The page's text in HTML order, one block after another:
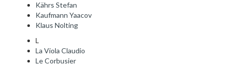
Kährs Stefan
Kaufmann Yaacov
Klaus Nolting
L
La Viola Claudio
Le Corbusier